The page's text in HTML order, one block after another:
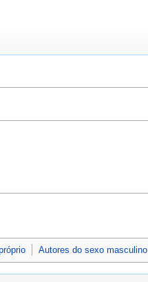
Autores do sexo masculino